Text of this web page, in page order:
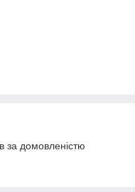
за домовленістю